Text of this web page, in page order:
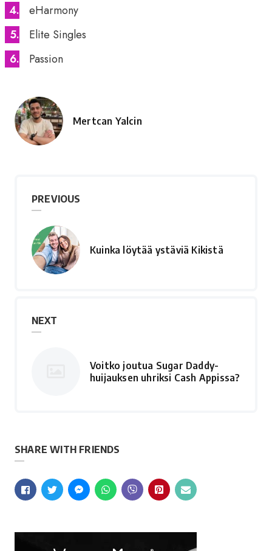
eHarmony
Elite Singles
Passion
Posted
Mertcan Yalcin
PREVIOUS
Kuinka löytää ystäviä Kikistä
NEXT
Voitko joutua Sugar Daddy-
huijauksen uhriksi Cash Appissa?
SHARE WITH FRIENDS